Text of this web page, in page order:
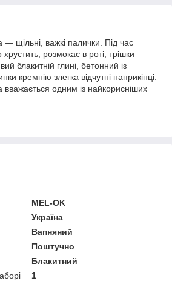
щільні, важкі палички. Під час
розмокає в роті, трішки
блакитній глині, бетонний із
кремнію злегка відчутні наприкінці.
одним із найкорисніших
MEL-OK
Україна
Вапняний
Поштучно
Блакитний
1